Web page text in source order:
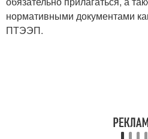
нормативными документами
ПТЭЭП.